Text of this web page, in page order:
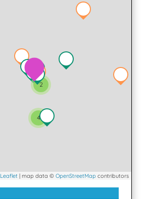
4
2
Leaflet | map data © OpenStreetMap contributors